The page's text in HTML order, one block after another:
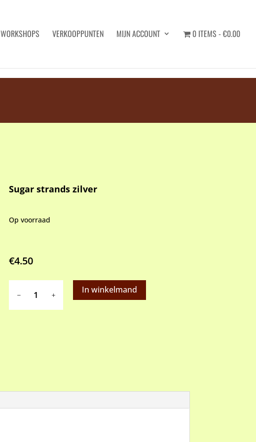
WORKSHOPS VERKOOPPUNTEN MIJN ACCOUNT 0 ITEMS €0.00
Sugar strands zilver
Op voorraad
€4.50
strands
zilver
In winkelmand